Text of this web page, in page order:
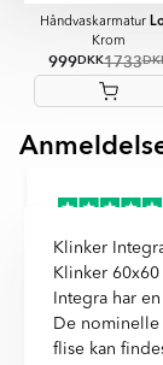
Håndvaskarmatur
Krom
999DKK1733
Item
Klinker
Klinker
Integra har
De
flise kan